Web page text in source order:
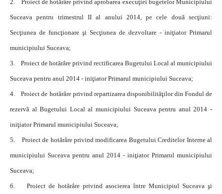
2. Proiect de hotărâre privind aprobarea execuţiei bugetelor Municipiului
Suceava pentru trimestrul II al anului 2014, pe cele două secţiuni:
Secţiunea de funcţionare şi Secţiunea de dezvoltare - iniţiator Primarul
municipiului Suceava;
3. Proiect de hotărâre privind rectificarea Bugetului Local al municipiului
Suceava pentru anul 2014 - iniţiator Primarul municipiului Suceava;
4. Proiect de hotărâre privind repartizarea disponibilităţilor din Fondul de
rezervă al Bugetului Local al municipiului Suceava pentru anul 2014 -
iniţiator Primarul municipiului Suceava;
5. Proiect de hotărâre privind modificarea Bugetului Creditelor Interne al
municipiului Suceava pentru anul 2014 - iniţiator Primarul municipiului
Suceava;
6. Proiect de hotărâre privind asocierea între Municipiul Suceava şi